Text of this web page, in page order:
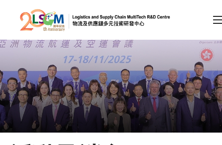
跳到內容（按回車鍵）
會員登入
A A EN 繁 简